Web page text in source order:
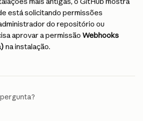
está solicitando permissões
do repositório ou
aprovar a permissão Webhooks
na instalação.